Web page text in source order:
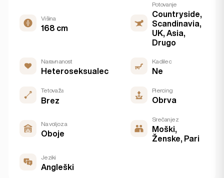
Višina
168 cm
Potovanje
Countryside,
Scandinavia,
UK, Asia,
Drugo
Naravnanost
Heteroseksualec
Kadilec
Ne
Tetovažа
Brez
Piercing
Obrva
Na voljo za
Oboje
Srečanje z
Moški,
Ženske, Pari
Jeziki
Angleški